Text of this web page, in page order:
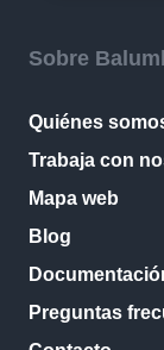
Sobre
Quiénes
Trabaja con
Mapa web
Blog
Preguntas